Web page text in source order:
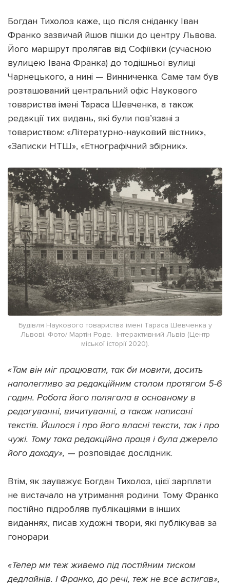
Богдан Тихолоз каже, що після сніданку Іван
Франко зазвичай йшов пішки до центру Львова.
Його маршрут пролягав від Софіївки (сучасною
вулицею Івана Франка) до тодішньої вулиці
Чарнецького, а нині — Винниченка. Саме там був
розташований центральний офіс Наукового
товариства імені Тараса Шевченка, а також
редакції тих видань, які були пов’язані з
товариством: «Літературно-науковий вістник»,
«Записки НТШ», «Етнографічний збірник».
Будівля Наукового товариства імені Тараса Шевченка у
Львові. Фото/ Мартін Роде. Інтерактивний Львів (Центр
міської історії 2020).
«Там він міг працювати, так би мовити, досить
наполегливо за редакційним столом протягом 5-6
годин. Робота його полягала в основному в
редагуванні, вичитуванні, а також написані
текстів. Йшлося і про його власні тексти, так і про
чужі. Тому така редакційна праця і була джерело
його доходу», — розповідає дослідник.
Втім, як зауважує Богдан Тихолоз, цієї зарплати
не вистачало на утримання родини. Тому Франко
постійно підробляв публікаціями в інших
виданнях, писав художні твори, які публікував за
гонорари.
«Тепер ми теж живемо під постійним тиском
дедлайнів. І Франко, до речі, теж не все встигав»,